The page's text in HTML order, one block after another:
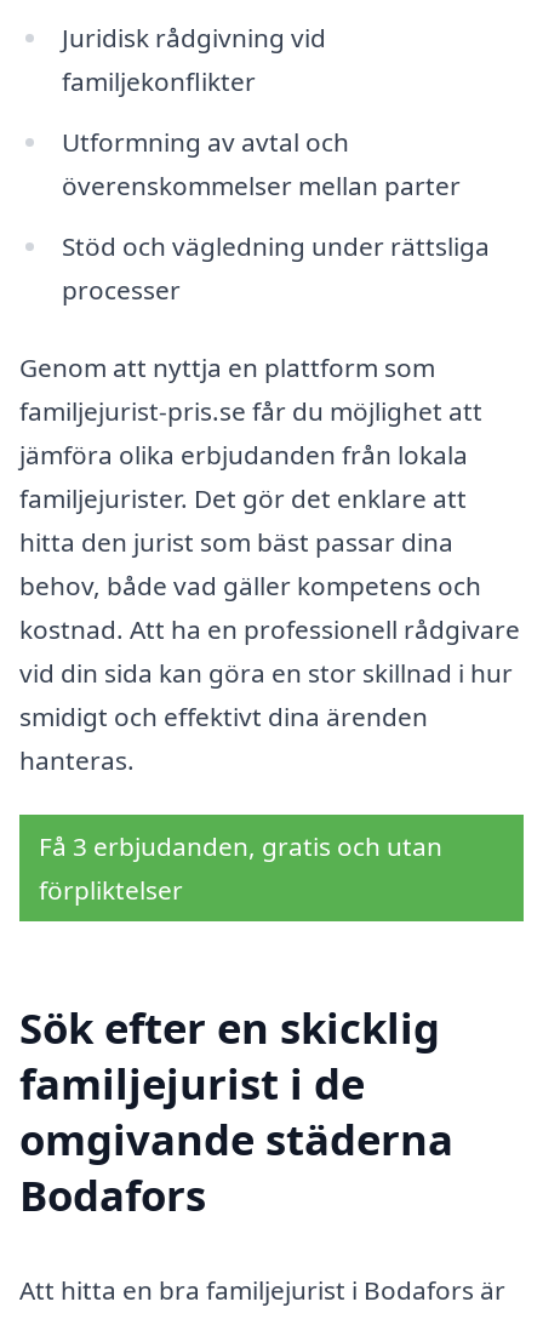
Juridisk rådgivning vid
familjekonflikter
Utformning av avtal och
överenskommelser mellan parter
Stöd och vägledning under rättsliga
processer
Genom att nyttja en plattform som
familjejurist-pris.se får du möjlighet att
jämföra olika erbjudanden från lokala
familjejurister. Det gör det enklare att
hitta den jurist som bäst passar dina
behov, både vad gäller kompetens och
kostnad. Att ha en professionell rådgivare
vid din sida kan göra en stor skillnad i hur
smidigt och effektivt dina ärenden
hanteras.
Få 3 erbjudanden, gratis och utan
förpliktelser
Sök efter en skicklig
familjejurist i de
omgivande städerna
Bodafors
Att hitta en bra familjejurist i Bodafors är